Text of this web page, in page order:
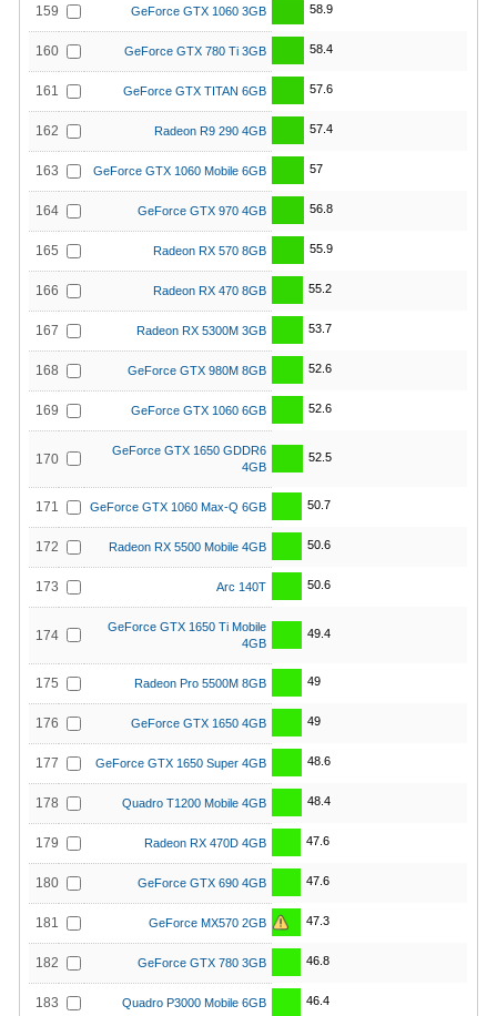
159 GeForce GTX 1060 3GB 58.9
160 GeForce GTX 780 Ti 3GB 58.4
161 GeForce GTX TITAN 6GB 57.6
162 Radeon R9 290 4GB 57.4
163 GeForce GTX 1060 Mobile 6GB 57
164 GeForce GTX 970 4GB 56.8
165 Radeon RX 570 8GB 55.9
166 Radeon RX 470 8GB 55.2
167 Radeon RX 5300M 3GB 53.7
168 GeForce GTX 980M 8GB 52.6
169 GeForce GTX 1060 6GB 52.6
170
GeForce GTX 1650 GDDR6
4GB
52.5
171 GeForce GTX 1060 Max-Q 6GB 50.7
172 Radeon RX 5500 Mobile 4GB 50.6
173 Arc 140T 50.6
174
GeForce GTX 1650 Ti Mobile
4GB
49.4
175 Radeon Pro 5500M 8GB 49
176 GeForce GTX 1650 4GB 49
177 GeForce GTX 1650 Super 4GB 48.6
178 Quadro T1200 Mobile 4GB 48.4
179 Radeon RX 470D 4GB 47.6
180 GeForce GTX 690 4GB 47.6
181 GeForce MX570 2GB 47.3
182 GeForce GTX 780 3GB 46.8
183 Quadro P3000 Mobile 6GB 46.4